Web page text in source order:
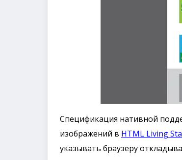
Спецификация нативной
изображений в HTML Living
указывать браузеру